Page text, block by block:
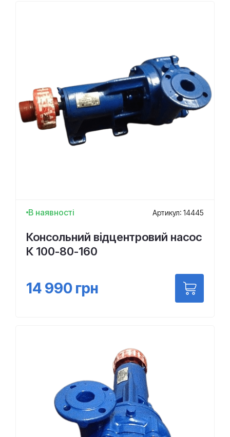
В наявності Артикул: 14445
Консольний відцентровий насос
К 100-80-160
14 990 грн